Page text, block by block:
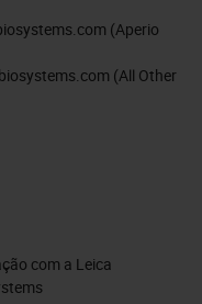
(Aperio
(All Other
com a Leica